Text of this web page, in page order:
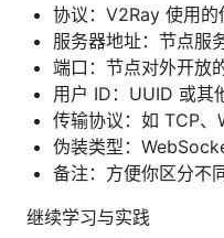
协议：V2Ray 使用的
服务器地址：节点服
端口：节点对外开放
用户 ID：UUID 或其
传输协议：如 TCP
伪装类型：
备注：方便你区分不
继续学习与实践